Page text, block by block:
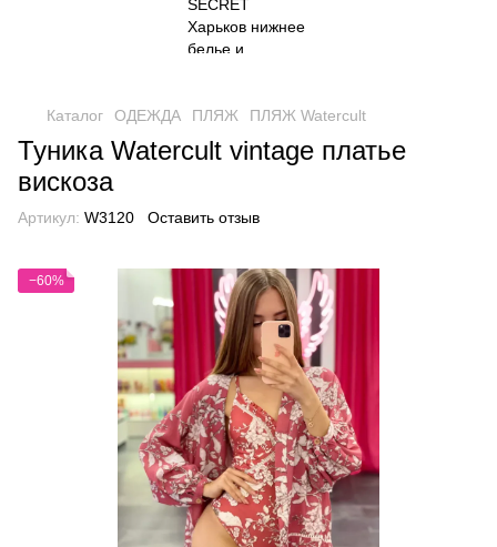
Каталог ОДЕЖДА ПЛЯЖ ПЛЯЖ Watercult
Туника Watercult vintage платье
вискоза
Артикул: W3120 Оставить отзыв
−60%